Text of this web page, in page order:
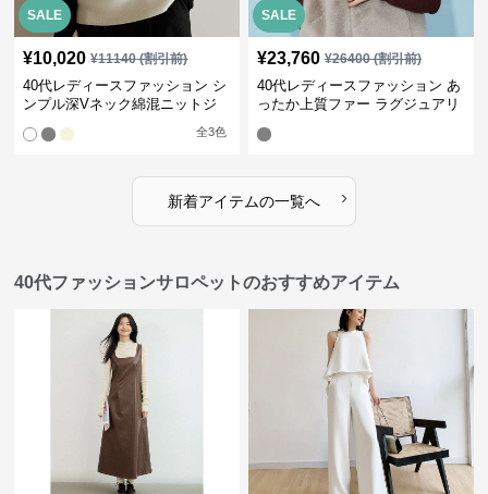
SALE
¥10,020 ¥11140(割引前)
40代レディースファッション シ
ンプル深Vネック綿混ニットジ
全3色
SALE
¥23,760 ¥26400(割引前)
40代レディースファッション あ
ったか上質ファー ラグジュアリ
新着アイテムの一覧へ ›
40代ファッションサロペットのおすすめアイテム